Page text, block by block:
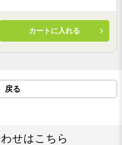
カートに入れる
戻る
せはこちら